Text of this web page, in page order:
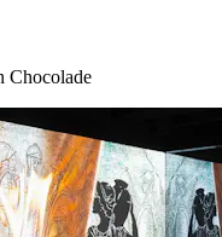
Chocolade